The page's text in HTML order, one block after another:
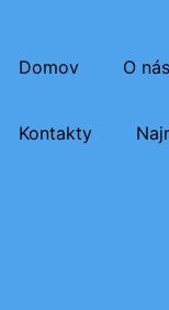
Domov O nás
Kontakty